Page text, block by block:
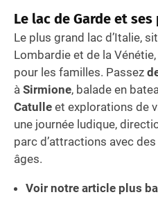
Le lac de Garde et
Le plus grand lac d’Italie,
Lombardie et de la
pour les familles. Passez
à Sirmione, balade en
Catulle et explorations de
une journée ludique,
parc d’attractions avec
âges.
Voir notre article plus